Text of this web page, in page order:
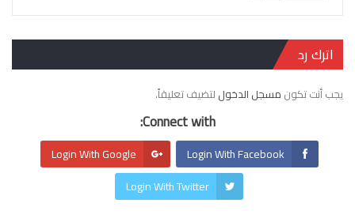
اترك رد
يجب أنت تكون مسجل الدخول لتضيف تعليقاً.
Connect with:
Login With Facebook
Login With Google
Login With Twitter